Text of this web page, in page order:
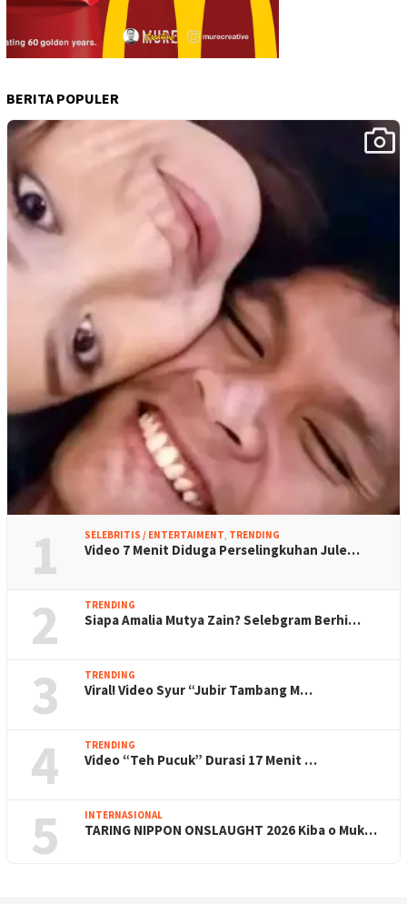
BERITA POPULER
1 SELEBRITIS / ENTERTAIMENT TRENDING
Video 7 Menit Diduga Perselingkuhan Jule…
2 TRENDING
Siapa Amalia Mutya Zain? Selebgram Berhi…
3 TRENDING
Viral! Video Syur “Jubir Tambang M…
4 TRENDING
Video “Teh Pucuk” Durasi 17 Menit …
5 INTERNASIONAL
TARING NIPPON ONSLAUGHT 2026 Kiba o Muk…